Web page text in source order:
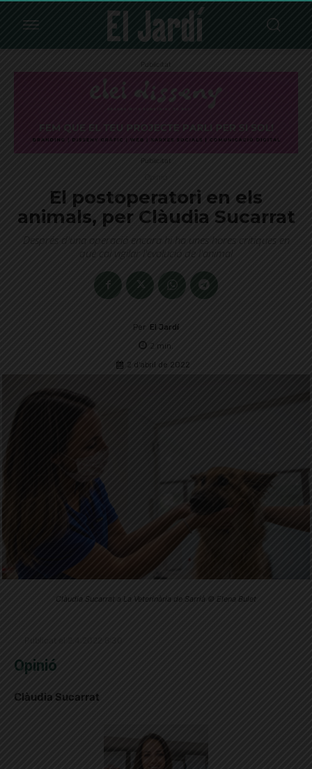
Publicitat
Publicitat
El postoperatori en els
animals, per Clàudia Sucarrat
Després d'una operació encara hi ha unes hores crítiques en
què cal vigilar l'evolució de l'animal
Per El Jardí
2 min.
2 d'abril de 2022
Clàudia Sucarrat a La Veterinària de Sarrià © Elena Bulet
Opinió
Clàudia Sucarrat